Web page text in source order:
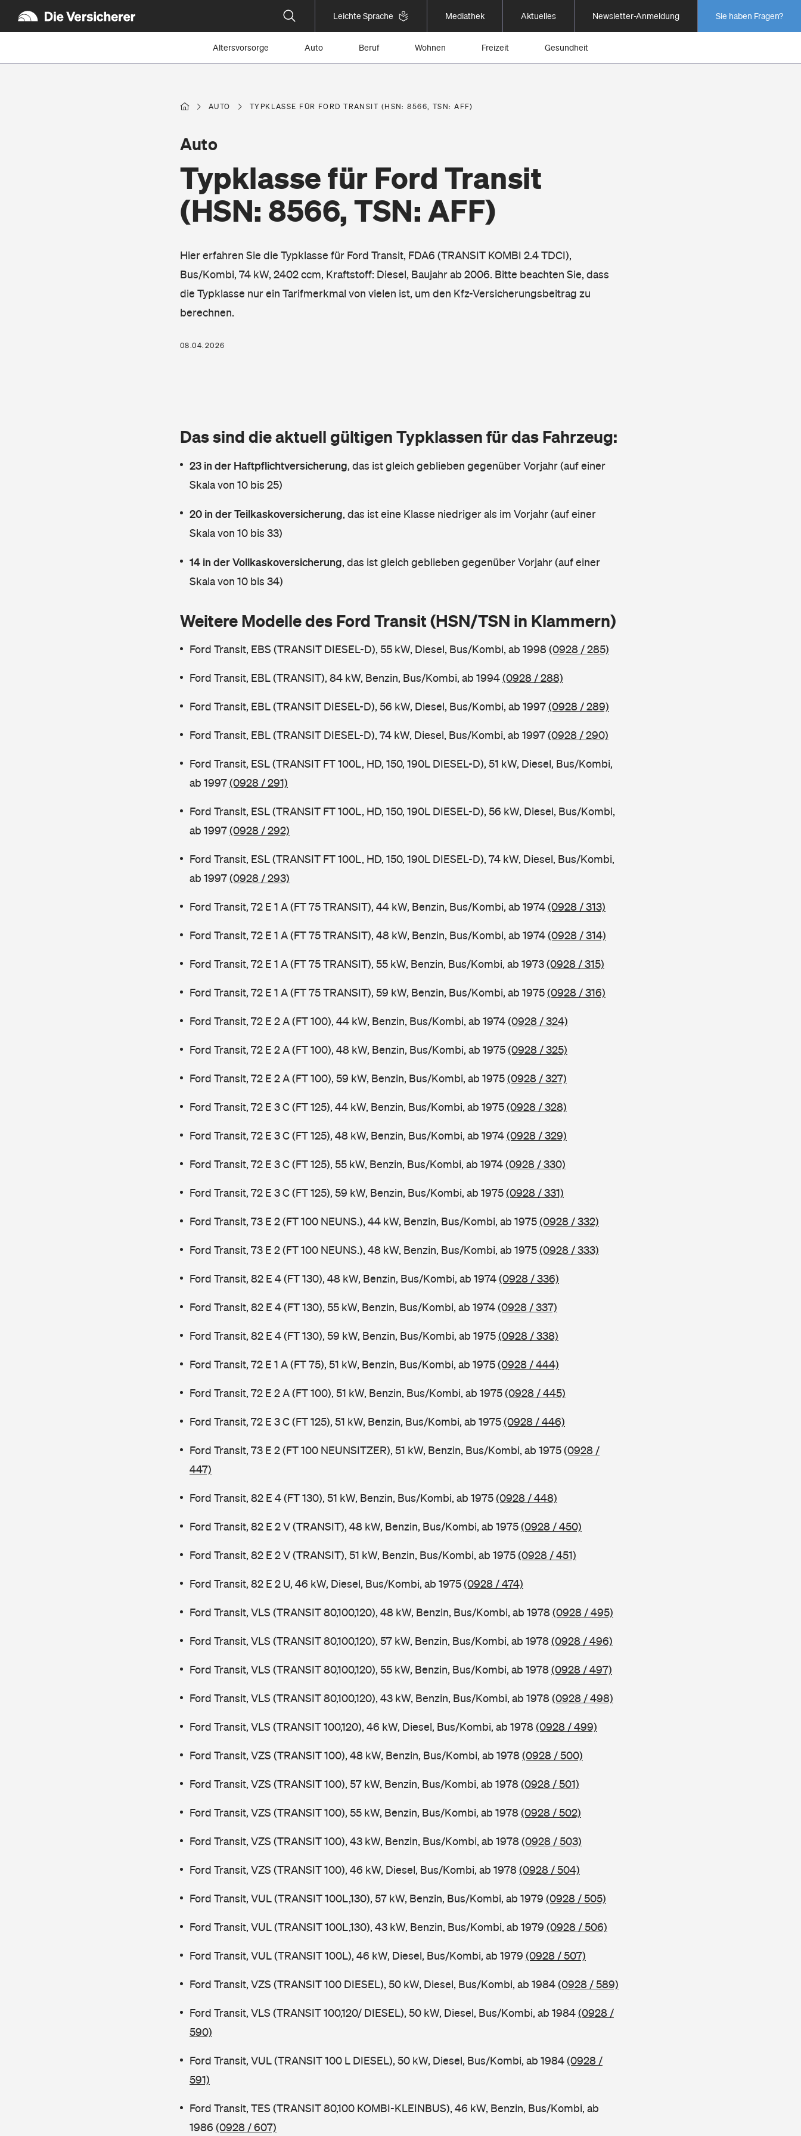
Leichte Sprache Mediathek Aktuelles Newsletter-Anmeldung Sie haben Fragen?
Altersvorsorge Auto Beruf Wohnen Freizeit Gesundheit
AUTO TYPKLASSE FÜR FORD TRANSIT (HSN: 8566, TSN: AFF)
Typklasse für Ford Transit
(HSN: 8566, TSN: AFF)
Auto
Hier erfahren Sie die Typklasse für Ford Transit, FDA6 (TRANSIT KOMBI 2.4 TDCI),
Bus/Kombi, 74 kW, 2402 ccm, Kraftstoff: Diesel, Baujahr ab 2006. Bitte beachten Sie, dass
die Typklasse nur ein Tarifmerkmal von vielen ist, um den Kfz-Versicherungsbeitrag zu
berechnen.
08.04.2026
Das sind die aktuell gültigen Typklassen für das Fahrzeug:
23 in der Haftpflichtversicherung, das ist gleich geblieben gegenüber Vorjahr (auf einer
Skala von 10 bis 25)
20 in der Teilkaskoversicherung, das ist eine Klasse niedriger als im Vorjahr (auf einer
Skala von 10 bis 33)
14 in der Vollkaskoversicherung, das ist gleich geblieben gegenüber Vorjahr (auf einer
Skala von 10 bis 34)
Weitere Modelle des Ford Transit (HSN/TSN in Klammern)
Ford Transit, EBS (TRANSIT DIESEL-D), 55 kW, Diesel, Bus/Kombi, ab 1998(0928 / 285)
Ford Transit, EBL (TRANSIT), 84 kW, Benzin, Bus/Kombi, ab 1994(0928 / 288)
Ford Transit, EBL (TRANSIT DIESEL-D), 56 kW, Diesel, Bus/Kombi, ab 1997(0928 / 289)
Ford Transit, EBL (TRANSIT DIESEL-D), 74 kW, Diesel, Bus/Kombi, ab 1997(0928 / 290)
Ford Transit, ESL (TRANSIT FT 100L, HD, 150, 190L DIESEL-D), 51 kW, Diesel, Bus/Kombi,
ab 1997(0928 / 291)
Ford Transit, ESL (TRANSIT FT 100L, HD, 150, 190L DIESEL-D), 56 kW, Diesel, Bus/Kombi,
ab 1997(0928 / 292)
Ford Transit, ESL (TRANSIT FT 100L, HD, 150, 190L DIESEL-D), 74 kW, Diesel, Bus/Kombi,
ab 1997(0928 / 293)
Ford Transit, 72 E 1 A (FT 75 TRANSIT), 44 kW, Benzin, Bus/Kombi, ab 1974(0928 / 313)
Ford Transit, 72 E 1 A (FT 75 TRANSIT), 48 kW, Benzin, Bus/Kombi, ab 1974(0928 / 314)
Ford Transit, 72 E 1 A (FT 75 TRANSIT), 55 kW, Benzin, Bus/Kombi, ab 1973(0928 / 315)
Ford Transit, 72 E 1 A (FT 75 TRANSIT), 59 kW, Benzin, Bus/Kombi, ab 1975(0928 / 316)
Ford Transit, 72 E 2 A (FT 100), 44 kW, Benzin, Bus/Kombi, ab 1974(0928 / 324)
Ford Transit, 72 E 2 A (FT 100), 48 kW, Benzin, Bus/Kombi, ab 1975(0928 / 325)
Ford Transit, 72 E 2 A (FT 100), 59 kW, Benzin, Bus/Kombi, ab 1975(0928 / 327)
Ford Transit, 72 E 3 C (FT 125), 44 kW, Benzin, Bus/Kombi, ab 1975(0928 / 328)
Ford Transit, 72 E 3 C (FT 125), 48 kW, Benzin, Bus/Kombi, ab 1974(0928 / 329)
Ford Transit, 72 E 3 C (FT 125), 55 kW, Benzin, Bus/Kombi, ab 1974(0928 / 330)
Ford Transit, 72 E 3 C (FT 125), 59 kW, Benzin, Bus/Kombi, ab 1975(0928 / 331)
Ford Transit, 73 E 2 (FT 100 NEUNS.), 44 kW, Benzin, Bus/Kombi, ab 1975(0928 / 332)
Ford Transit, 73 E 2 (FT 100 NEUNS.), 48 kW, Benzin, Bus/Kombi, ab 1975(0928 / 333)
Ford Transit, 82 E 4 (FT 130), 48 kW, Benzin, Bus/Kombi, ab 1974(0928 / 336)
Ford Transit, 82 E 4 (FT 130), 55 kW, Benzin, Bus/Kombi, ab 1974(0928 / 337)
Ford Transit, 82 E 4 (FT 130), 59 kW, Benzin, Bus/Kombi, ab 1975(0928 / 338)
Ford Transit, 72 E 1 A (FT 75), 51 kW, Benzin, Bus/Kombi, ab 1975(0928 / 444)
Ford Transit, 72 E 2 A (FT 100), 51 kW, Benzin, Bus/Kombi, ab 1975(0928 / 445)
Ford Transit, 72 E 3 C (FT 125), 51 kW, Benzin, Bus/Kombi, ab 1975(0928 / 446)
Ford Transit, 73 E 2 (FT 100 NEUNSITZER), 51 kW, Benzin, Bus/Kombi, ab 1975(0928 /
447)
Ford Transit, 82 E 4 (FT 130), 51 kW, Benzin, Bus/Kombi, ab 1975(0928 / 448)
Ford Transit, 82 E 2 V (TRANSIT), 48 kW, Benzin, Bus/Kombi, ab 1975(0928 / 450)
Ford Transit, 82 E 2 V (TRANSIT), 51 kW, Benzin, Bus/Kombi, ab 1975(0928 / 451)
Ford Transit, 82 E 2 U, 46 kW, Diesel, Bus/Kombi, ab 1975(0928 / 474)
Ford Transit, VLS (TRANSIT 80,100,120), 48 kW, Benzin, Bus/Kombi, ab 1978(0928 / 495)
Ford Transit, VLS (TRANSIT 80,100,120), 57 kW, Benzin, Bus/Kombi, ab 1978(0928 / 496)
Ford Transit, VLS (TRANSIT 80,100,120), 55 kW, Benzin, Bus/Kombi, ab 1978(0928 / 497)
Ford Transit, VLS (TRANSIT 80,100,120), 43 kW, Benzin, Bus/Kombi, ab 1978(0928 / 498)
Ford Transit, VLS (TRANSIT 100,120), 46 kW, Diesel, Bus/Kombi, ab 1978(0928 / 499)
Ford Transit, VZS (TRANSIT 100), 48 kW, Benzin, Bus/Kombi, ab 1978(0928 / 500)
Ford Transit, VZS (TRANSIT 100), 57 kW, Benzin, Bus/Kombi, ab 1978(0928 / 501)
Ford Transit, VZS (TRANSIT 100), 55 kW, Benzin, Bus/Kombi, ab 1978(0928 / 502)
Ford Transit, VZS (TRANSIT 100), 43 kW, Benzin, Bus/Kombi, ab 1978(0928 / 503)
Ford Transit, VZS (TRANSIT 100), 46 kW, Diesel, Bus/Kombi, ab 1978(0928 / 504)
Ford Transit, VUL (TRANSIT 100L,130), 57 kW, Benzin, Bus/Kombi, ab 1979 (0928 / 505)
Ford Transit, VUL (TRANSIT 100L,130), 43 kW, Benzin, Bus/Kombi, ab 1979 (0928 / 506)
Ford Transit, VUL (TRANSIT 100L), 46 kW, Diesel, Bus/Kombi, ab 1979 (0928 / 507)
Ford Transit, VZS (TRANSIT 100 DIESEL), 50 kW, Diesel, Bus/Kombi, ab 1984(0928 / 589)
Ford Transit, VLS (TRANSIT 100,120/ DIESEL), 50 kW, Diesel, Bus/Kombi, ab 1984(0928 /
590)
Ford Transit, VUL (TRANSIT 100 L DIESEL), 50 kW, Diesel, Bus/Kombi, ab 1984(0928 /
591)
Ford Transit, TES (TRANSIT 80,100 KOMBI-KLEINBUS), 46 kW, Benzin, Bus/Kombi, ab
1986 (0928 / 607)